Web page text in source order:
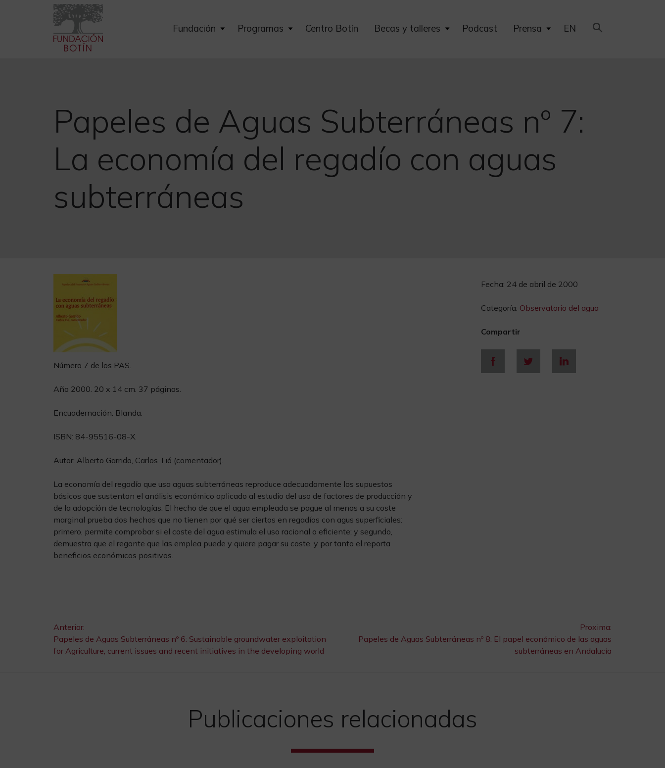
Fundación
ExpandProgramas
ExpandCentro Botín Becas y talleres
ExpandPodcast Prensa
Expand
EN
Papeles de Aguas Subterráneas nº 7:
La economía del regadío con aguas
subterráneas
Número 7 de los PAS.
Año 2000. 20 x 14 cm. 37 páginas.
Encuadernación: Blanda.
ISBN: 84-95516-08-X.
Autor: Alberto Garrido, Carlos Tió (comentador).
La economía del regadío que usa aguas subterráneas reproduce adecuadamente los supuestos
básicos que sustentan el análisis económico aplicado al estudio del uso de factores de producción y
de la adopción de tecnologías. El hecho de que el agua empleada se pague al menos a su coste
marginal prueba dos hechos que no tienen por qué ser ciertos en regadíos con agus superficiales:
primero, permite comprobar si el coste del agua estimula el uso racional o eficiente; y segundo,
demuestra que el regante que las emplea puede y quiere pagar su coste, y por tanto el reporta
beneficios económicos positivos.
Fecha: 24 de abril de 2000
Categoría: Observatorio del agua
Compartir
Navegación
de
Anterior:
Papeles de Aguas Subterráneas nº 6: Sustainable groundwater exploitation
for Agriculture; current issues and recent initiatives in the developing world
Proxima:
Papeles de Aguas Subterráneas nº 8: El papel económico de las aguas
subterráneas en Andalucía
Publicaciones relacionadas